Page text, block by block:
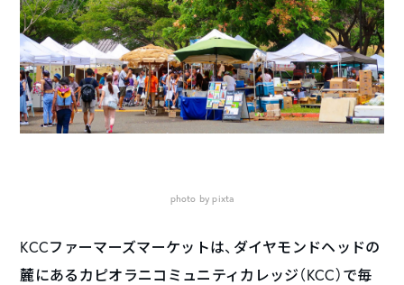
photo by pixta
KCCファーマーズマーケットは、ダイヤモンドヘッドの
麓にあるカピオラニコミュニティカレッジ（KCC）で毎